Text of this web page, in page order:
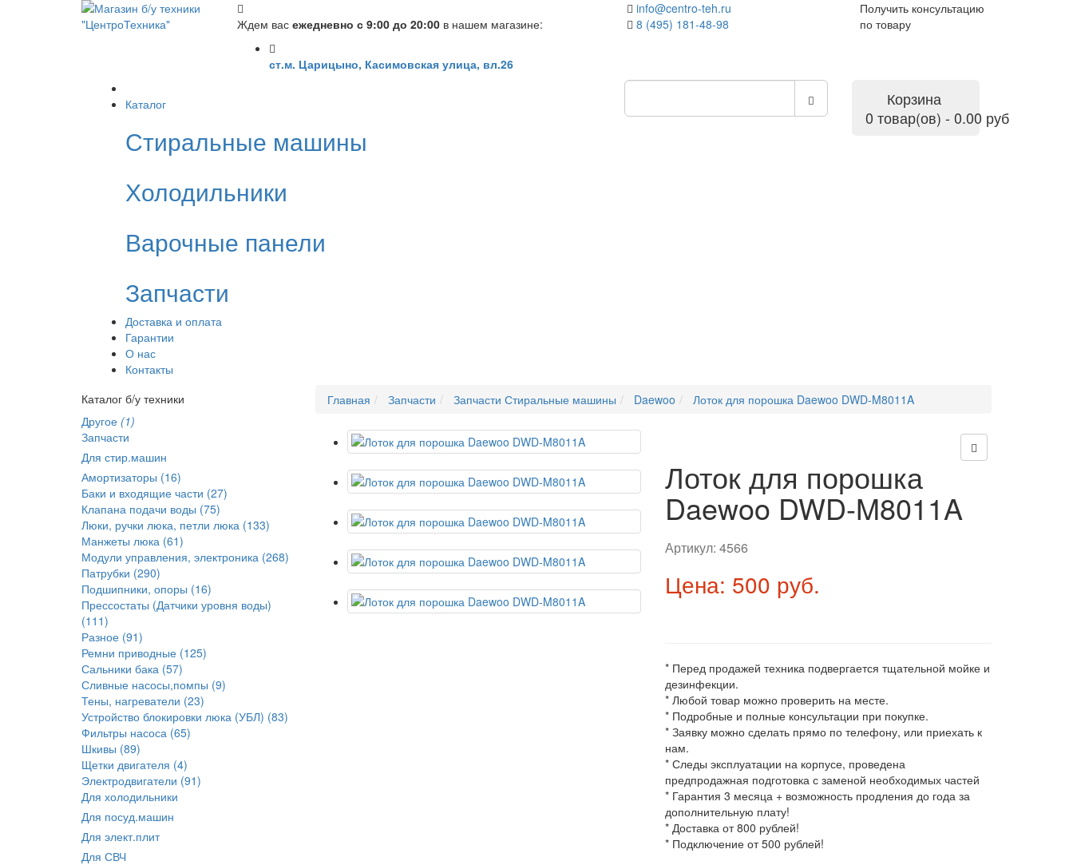
Ждем вас ежедневно с 9:00 до 20:00 в нашем магазине:
ст.м. Царицыно, Касимовская улица, вл.26
info@centro-teh.ru
8 (495) 181-48-98
Получить консультацию
по товару
Каталог
Стиральные машины
Холодильники
Варочные панели
Запчасти
Доставка и оплата
Гарантии
О нас
Контакты
Корзина
0 товар(ов) - 0.00 руб
Каталог б/у техники
Другое (1)
Запчасти
Для стир.машин
Амортизаторы (16)
Баки и входящие части (27)
Клапана подачи воды (75)
Люки, ручки люка, петли люка (133)
Манжеты люка (61)
Модули управления, электроника (268)
Патрубки (290)
Подшипники, опоры (16)
Прессостаты (Датчики уровня воды)
(111)
Разное (91)
Ремни приводные (125)
Сальники бака (57)
Сливные насосы,помпы (9)
Тены, нагреватели (23)
Устройство блокировки люка (УБЛ) (83)
Фильтры насоса (65)
Шкивы (89)
Щетки двигателя (4)
Электродвигатели (91)
Для холодильники
Для посуд.машин
Для элект.плит
Для СВЧ
Главная Запчасти Запчасти Стиральные машины Daewoo Лоток для порошка Daewoo DWD-M8011A
Лоток для порошка
Daewoo DWD-M8011A
Артикул:4566
Цена: 500 руб.
* Перед продажей техника подвергается тщательной мойке и
дезинфекции.
* Любой товар можно проверить на месте.
* Подробные и полные консультации при покупке.
* Заявку можно сделать прямо по телефону, или приехать к
нам.
* Следы эксплуатации на корпусе, проведена
предпродажная подготовка с заменой необходимых частей
* Гарантия 3 месяца + возможность продления до года за
дополнительную плату!
* Доставка от 800 рублей!
* Подключение от 500 рублей!